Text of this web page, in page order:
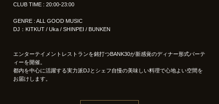
CLUB TIME : 20:00-23:00
GENRE : ALL GOOD MUSIC
DJ：KITKUT / Uka / SHINPEI / BUNKEN
エンターテイメントレストランを銘打つBANK30が新感覚のディナー形式パーテ
ィーを開催。
都内を中心に活躍する実力派DJとシェフ自慢の美味しい料理で心地よい空間を
お届けします。